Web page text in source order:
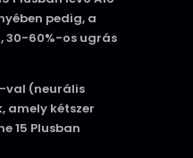
pedig, a
30-60%-os ugrás
val (neurális
amely kétszer
15 Plusban